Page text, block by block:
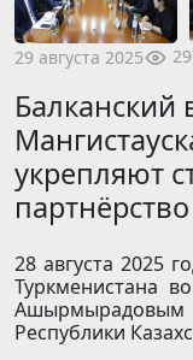
29 августа 2025
Балканский
укрепляют
партнёрство
28 августа 2025
Туркменистана
Ашырмырадовым
Республики